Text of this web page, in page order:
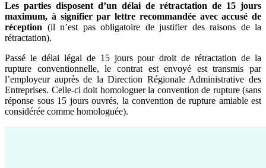
Les parties disposent d’un délai de rétractation de 15 jours
maximum, à signifier par lettre recommandée avec accusé de
réception (il n’est pas obligatoire de justifier des raisons de la
rétractation).
Passé le délai légal de 15 jours pour droit de rétractation de la
rupture conventionnelle, le contrat est envoyé est transmis par
l’employeur auprès de la Direction Régionale Administrative des
Entreprises. Celle-ci doit homologuer la convention de rupture (sans
réponse sous 15 jours ouvrés, la convention de rupture amiable est
considérée comme homologuée).